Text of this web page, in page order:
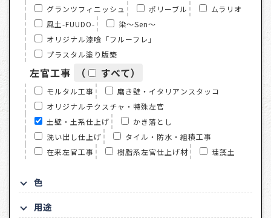
グランツフィニッシュ
ポリーブル
ムラリオ
風土-FUUDO-
染～Sen～
オリジナル漆喰「フルーフレ」
プラスタル塗り版築
左官工事 （ すべて）
モルタル工事
磨き壁・イタリアンスタッコ
オリジナルテクスチャ・特殊左官
土壁・土系仕上げ
かき落とし
洗い出し仕上げ
タイル・防水・組積工事
在来左官工事
樹脂系左官仕上げ材 珪藻土
色
用途